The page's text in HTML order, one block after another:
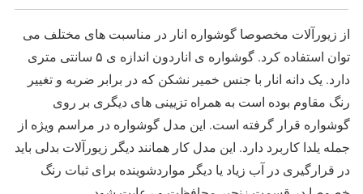
از زیورآلات مخصوصا گوشواره انار در مناسبت های مختلف می
توان استفاده کرد. گوشواره ی اناردون اندازه ی ۵ سانتی متری
دارد. یک دانه انار با جنس خمیر نشکن که در برابر ضربه و تغییر
رنگ مقاوم بوده است به همراه تزیینی های دیگری بر روی
گوشواره قرار گرفته است. این مدل گوشواره در مراسم ویژه از
جمله یلدا کاربرد دارد. این مدل کار همانند دیگر زیورآلات بدلی باید
در قرارگیری در آب زیاد یا دیگر مواردشوینده برای ثبات رنگ